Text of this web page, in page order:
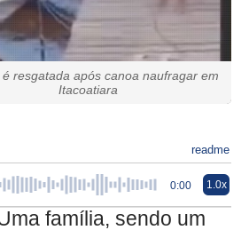
resgatada após canoa naufragar em
Itacoatiara
readme
0:00 1.0x
família, sendo um